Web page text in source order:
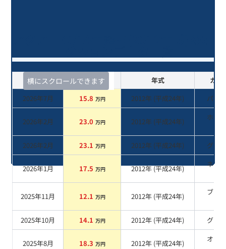
横にスクロールできます
査定時期 セルカ実績 年式
カラ
2026年7月
15.8 万円 2012年 (平成24年) パール
2026年2月 23.0 万円 2012年 (平成24年)
ホワ
2026年2月
23.1 万円 2012年 (平成24年) グレー
2026年1月 17.5 万円 2012年 (平成24年)
ネイ
2025年11月 12.1 万円 2012年 (平成24年)
ブラ
2025年10月
14.1 万円 2012年 (平成24年) グレー
2025年8月 18.3 万円 2012年 (平成24年)
オレ